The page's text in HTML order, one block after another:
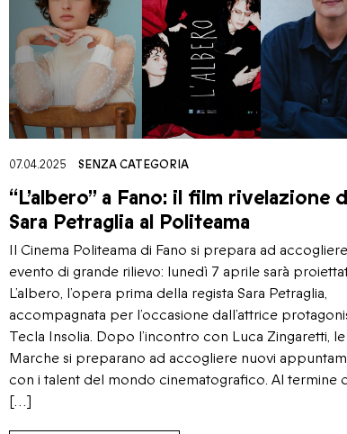
07.04.2025 SENZA CATEGORIA
“L’albero” a Fano: il film rivelazione
Sara Petraglia al Politeama
Il Cinema Politeama di Fano si prepara ad
evento di grande rilievo: lunedì 7 aprile sarà
L’albero, l’opera prima della regista Sara Petraglia,
accompagnata per l’occasione dall’attrice
Tecla Insolia. Dopo l’incontro con Luca Zingaretti, le
Marche si preparano ad accogliere nuovi
con i talent del mondo cinematografico. Al termine
[…]